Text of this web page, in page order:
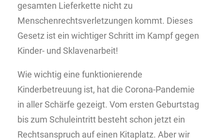
gesamten Lieferkette nicht zu
Menschenrechtsverletzungen kommt. Dieses
Gesetz ist ein wichtiger Schritt im Kampf gegen
Kinder- und Sklavenarbeit!
Wie wichtig eine funktionierende
Kinderbetreuung ist, hat die Corona-Pandemie
in aller Schärfe gezeigt. Vom ersten Geburtstag
bis zum Schuleintritt besteht schon jetzt ein
Rechtsanspruch auf einen Kitaplatz. Aber wir